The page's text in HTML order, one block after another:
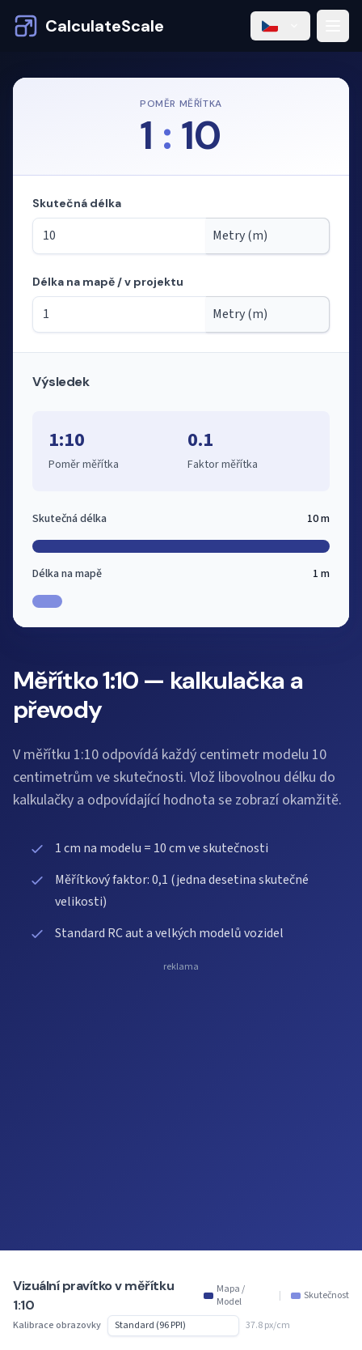
CalculateScale
Měřítko 1:10 — kalkulačka a
převody
V měřítku 1:10 odpovídá každý centimetr modelu 10
centimetrům ve skutečnosti. Vlož libovolnou délku do
kalkulačky a odpovídající hodnota se zobrazí okamžitě.
1 cm na modelu = 10 cm ve skutečnosti
Měřítkový faktor: 0,1 (jedna desetina skutečné
velikosti)
Standard RC aut a velkých modelů vozidel
POMĚR MĚŘÍTKA
1 : 10
Režim: výpočet délek z měřítka
Skutečná délka
Délka na mapě / v projektu
Výsledek
1:10
Poměr měřítka
0.1
Faktor měřítka
Skutečná délka 10 m
Délka na mapě 1 m
reklama
Vizuální pravítko v měřítku
1:10
Mapa /
Model
| Skutečnost
Kalibrace obrazovky 37.8 px/cm